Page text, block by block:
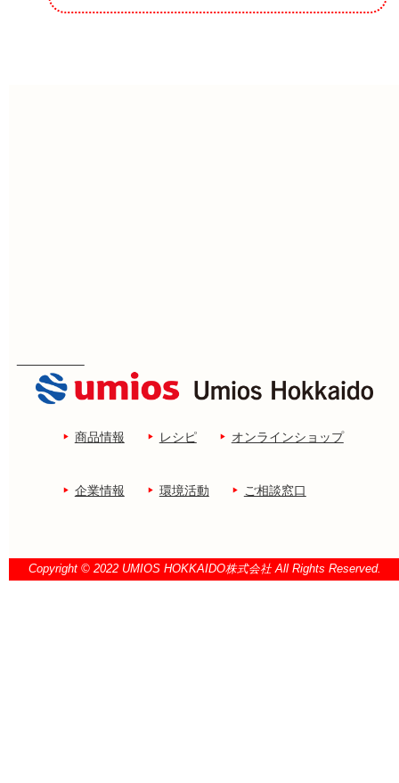
商品情報 レシピ オンラインショップ
企業情報 環境活動 ご相談窓口
Copyright © 2022 UMIOS HOKKAIDO株式会社 All Rights Reserved.